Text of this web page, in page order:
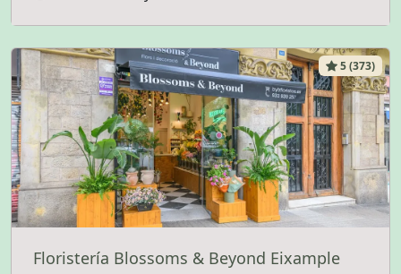
5 (373)
Floristería Blossoms & Beyond Eixample